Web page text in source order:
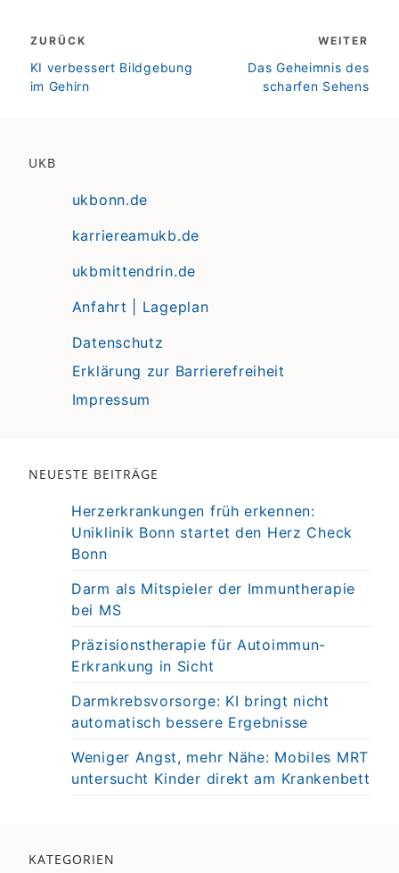
ZURÜCK
zurück
KI verbessert Bildgebung
im Gehirn
WEITER
weiter
Das Geheimnis des
scharfen Sehens
UKB
ukbonn.de
karriereamukb.de
ukbmittendrin.de
Anfahrt | Lageplan
Datenschutz
Erklärung zur Barrierefreiheit
Impressum
NEUESTE BEITRÄGE
Herzerkrankungen früh erkennen:
Uniklinik Bonn startet den Herz Check
Bonn
Darm als Mitspieler der Immuntherapie
bei MS
Präzisionstherapie für Autoimmun-
Erkrankung in Sicht
Darmkrebsvorsorge: KI bringt nicht
automatisch bessere Ergebnisse
Weniger Angst, mehr Nähe: Mobiles MRT
untersucht Kinder direkt am Krankenbett
KATEGORIEN